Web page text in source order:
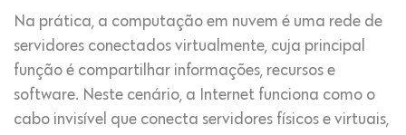
Na prática, a computação em nuvem é uma rede de
servidores conectados virtualmente, cuja principal
função é compartilhar informações, recursos e
software. Neste cenário, a Internet funciona como o
cabo invisível que conecta servidores físicos e virtuais,